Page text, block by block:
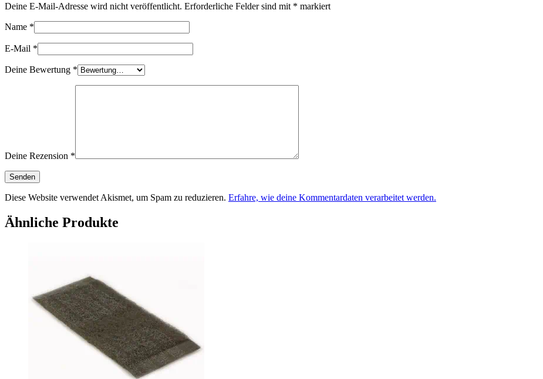
Deine E-Mail-Adresse wird nicht veröffentlicht. Erforderliche Felder sind mit * markiert
Name *
E-Mail *
Deine Bewertung *
Deine Rezension *
Diese Website verwendet Akismet, um Spam zu reduzieren. Erfahre, wie deine Kommentardaten verarbeitet werden.
Ähnliche Produkte